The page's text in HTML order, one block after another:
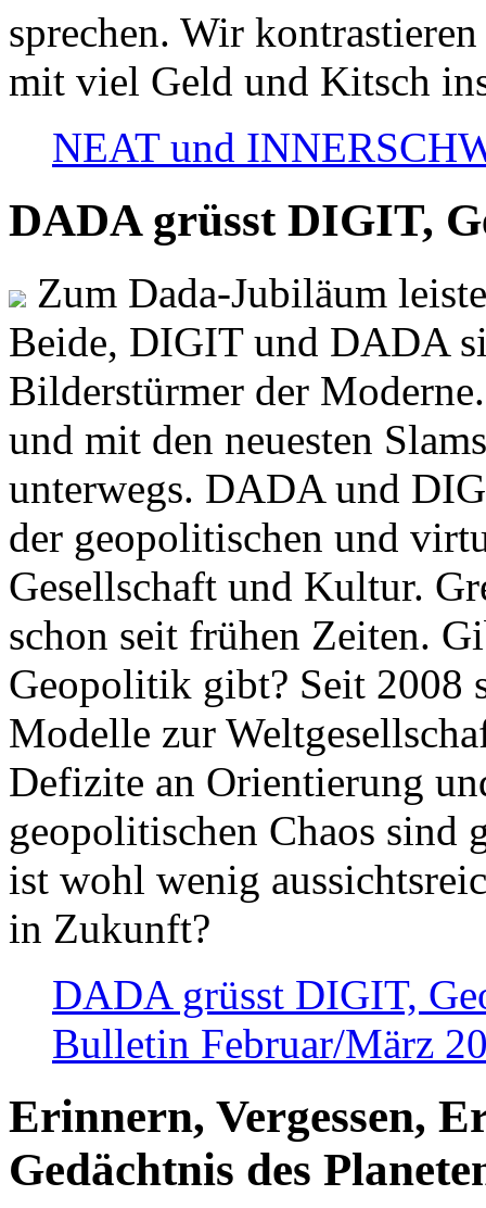
sprechen. Wir
mit viel Geld und Kitsch
NEAT und
DADA grüsst DIGIT,
Zum Dada-Jubiläum
Beide, DIGIT und DADA
Bilderstürmer der
und mit den neuesten
unterwegs. DADA und
der geopolitischen und
Gesellschaft und Kultur.
schon seit frühen Zeiten.
Geopolitik gibt? Seit 2008
Modelle zur
Defizite an Orientierung
geopolitischen Chaos sind
ist wohl wenig
in Zukunft?
DADA grüsst DIGIT,
Bulletin Februar/März
Erinnern, Vergessen,
Gedächtnis des